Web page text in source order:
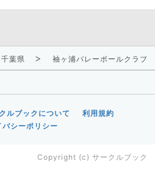
千葉県 袖ヶ浦バレーボールクラブ
ルブックについて
利用規約
バシーポリシー
Copyright (c) サークルブック